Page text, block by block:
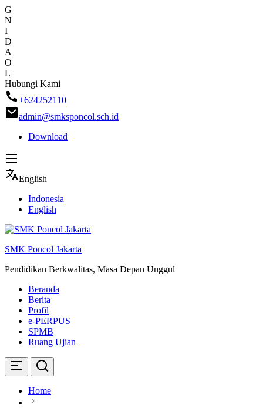
G
N
I
D
A
O
L
Skip
to
content
Hubungi Kami
+624252110
admin@smksponcol.sch.id
Download
English
Indonesia
English
SMK Poncol Jakarta
Pendidikan Berkwalitas, Masa Depan Unggul
Beranda
Berita
Profil
e-PERPUS
SPMB
Ruang Ujian
Home